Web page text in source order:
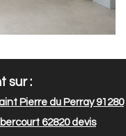
sur :
Pierre du Perray 91280
62820devis